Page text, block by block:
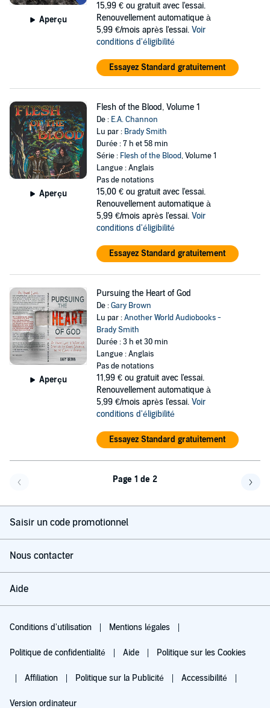
Aperçu
15,99 € ou gratuit avec l'essai.
Renouvellement automatique à
5,99 €/mois après l'essai. Voir
conditions d'éligibilité
Essayez Standard gratuitement
Aperçu
Flesh of the Blood, Volume 1
De : E.A. Channon
Lu par : Brady Smith
Durée : 7 h et 58 min
Série : Flesh of the Blood, Volume 1
Langue : Anglais
Pas de notations
15,00 € ou gratuit avec l'essai.
Renouvellement automatique à
5,99 €/mois après l'essai. Voir
conditions d'éligibilité
Essayez Standard gratuitement
Aperçu
Pursuing the Heart of God
De :Gary Brown
Lu par :Another World Audiobooks -
Brady Smith
Durée : 3 h et 30 min
Langue : Anglais
Pas de notations
11,99 € ou gratuit avec l'essai.
Renouvellement automatique à
5,99 €/mois après l'essai. Voir
conditions d'éligibilité
Essayez Standard gratuitement
Page 1 de 2
Saisir un code promotionnel
Nous contacter
Aide
Conditions d'utilisation Mentions légales
Politique de confidentialité Aide Politique sur les Cookies
Affiliation Politique sur la Publicité Accessibilité
Version ordinateur